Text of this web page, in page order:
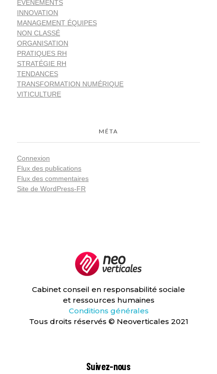
EVÈNEMENTS
INNOVATION
MANAGEMENT ÉQUIPES
NON CLASSÉ
ORGANISATION
PRATIQUES RH
STRATÉGIE RH
TENDANCES
TRANSFORMATION NUMÉRIQUE
VITICULTURE
MÉTA
Connexion
Flux des publications
Flux des commentaires
Site de WordPress-FR
Cabinet conseil en responsabilité sociale
et ressources humaines
Conditions générales
Tous droits réservés © Neoverticales 2021
Suivez-nous